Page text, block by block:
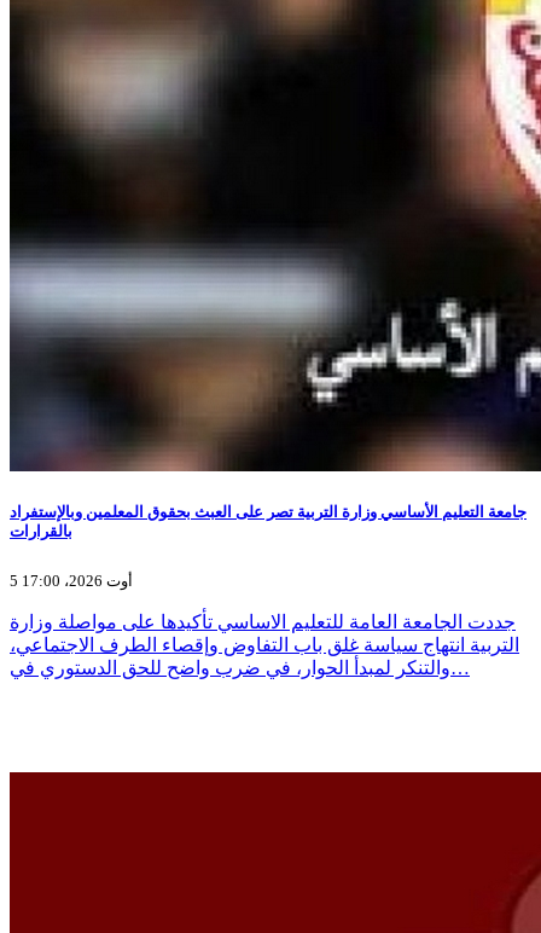
جامعة التعليم الأساسي وزارة التربية تصر على العبث بحقوق المعلمين وبالإستفراد
بالقرارات
5 أوت 2026، 17:00
جددت الجامعة العامة للتعليم الاساسي تأكيدها على مواصلة وزارة
التربية انتهاج سياسة غلق باب التفاوض وإقصاء الطرف الاجتماعي،
والتنكر لمبدأ الحوار، في ضرب واضح للحق الدستوري في…